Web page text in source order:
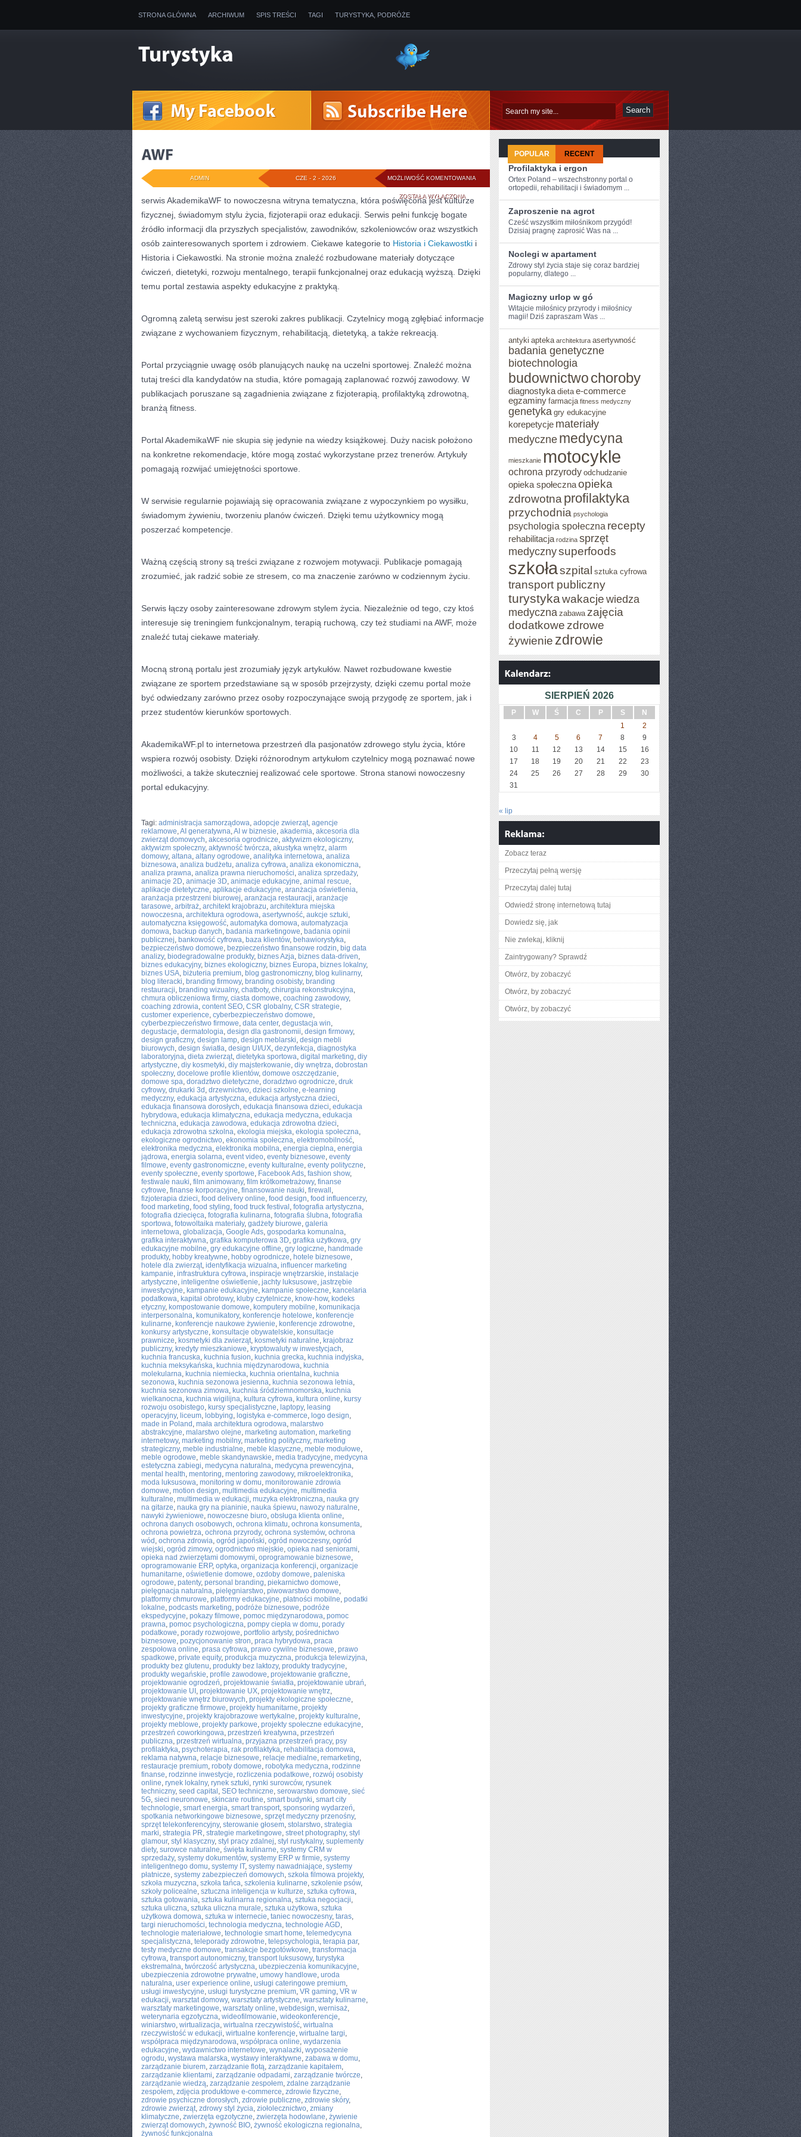
STRONA GŁÓWNA ARCHIWUM SPIS TREŚCI TAGI TURYSTYKA, PODRÓŻE
MOŻLIWOŚĆ KOMENTOWANIA
ZOSTAŁA WYŁĄCZONA
CZE - 2 - 2026
ADMIN
serwis AkademikaWF to nowoczesna witryna tematyczna, która poświęcona jest kulturze
fizycznej, świadomym stylu życia, fizjoterapii oraz edukacji. Serwis pełni funkcję bogate
źródło informacji dla przyszłych specjalistów, zawodników, szkoleniowców oraz wszystkich
osób zainteresowanych sportem i zdrowiem. Ciekawe kategorie to Historia i Ciekawostki i
Historia i Ciekawostki. Na stronie można znaleźć rozbudowane materiały dotyczące
ćwiczeń, dietetyki, rozwoju mentalnego, terapii funkcjonalnej oraz edukacją wyższą. Dzięki
temu portal zestawia aspekty edukacyjne z praktyką.
Ogromną zaletą serwisu jest szeroki zakres publikacji. Czytelnicy mogą zgłębiać informacje
związane z wychowaniem fizycznym, rehabilitacją, dietetyką, a także rekreacją.
Portal przyciągnie uwagę osób planujących naukę na uczelni sportowej. Znaleźć można
tutaj treści dla kandydatów na studia, które pomagają zaplanować rozwój zawodowy. W
publikacjach poruszane są zagadnienia związane z fizjoterapią, profilaktyką zdrowotną,
branżą fitness.
Portal AkademikaWF nie skupia się jedynie na wiedzy książkowej. Duży nacisk położono
na konkretne rekomendacje, które mogą zostać wykorzystane przez trenerów. Artykuły
pomagają rozwijać umiejętności sportowe.
W serwisie regularnie pojawiają się opracowania związane z wypoczynkiem po wysiłku,
świadomym żywieniu, tworzeniu planów ćwiczeń. Dzięki temu użytkownicy mogą
poszerzać kompetencje.
Ważną częścią strony są treści związane z rozwojem motywacji. Publikacje pomagają
zrozumieć, jak radzić sobie ze stresem, co ma znaczenie zarówno w codziennym życiu.
Serwis łączy osoby zainteresowane zdrowym stylem życia. Niezależnie od tego, czy ktoś
interesuje się treningiem funkcjonalnym, terapią ruchową, czy też studiami na AWF, może
znaleźć tutaj ciekawe materiały.
Mocną stroną portalu jest zrozumiały język artykułów. Nawet rozbudowane kwestie
związane ze sportem przedstawiane są w sposób przejrzysty, dzięki czemu portal może
być odwiedzany zarówno przez osoby rozpoczynające swoją przygodę ze sportem, jak i
przez studentów kierunków sportowych.
AkademikaWF.pl to internetowa przestrzeń dla pasjonatów zdrowego stylu życia, które
wspiera rozwój osobisty. Dzięki różnorodnym artykułom czytelnicy mogą poznawać nowe
możliwości, a także skuteczniej realizować cele sportowe. Strona stanowi nowoczesny
portal edukacyjny.
Tagi: administracja samorządowa, adopcje zwierząt, agencje
reklamowe,AI generatywna,AI w biznesie, akademia, akcesoria dla
zwierząt domowych, akcesoria ogrodnicze, aktywizm ekologiczny,
aktywizm społeczny, aktywność twórcza, akustyka wnętrz, alarm
domowy, altana, altany ogrodowe, analityka internetowa, analiza
biznesowa, analiza budżetu, analiza cyfrowa, analiza ekonomiczna,
analiza prawna, analiza prawna nieruchomości, analiza sprzedaży,
animacje 2D, animacje 3D, animacje edukacyjne, animal rescue,
aplikacje dietetyczne, aplikacje edukacyjne, aranżacja oświetlenia,
aranżacja przestrzeni biurowej, aranżacja restauracji, aranżacje
tarasowe, arbitraż, architekt krajobrazu, architektura miejska
nowoczesna, architektura ogrodowa, asertywność, aukcje sztuki,
automatyczna księgowość, automatyka domowa, automatyzacja
domowa, backup danych, badania marketingowe, badania opinii
publicznej, bankowość cyfrowa, baza klientów, behawiorystyka,
bezpieczeństwo domowe, bezpieczeństwo finansowe rodzin, big data
analizy, biodegradowalne produkty, biznes Azja, biznes data-driven,
biznes edukacyjny, biznes ekologiczny, biznes Europa, biznes lokalny,
biznes USA, biżuteria premium, blog gastronomiczny, blog kulinarny,
blog literacki, branding firmowy, branding osobisty, branding
restauracji, branding wizualny, chatboty, chirurgia rekonstrukcyjna,
chmura obliczeniowa firmy, ciasta domowe, coaching zawodowy,
coaching zdrowia, content SEO, CSR globalny, CSR strategie,
customer experience, cyberbezpieczeństwo domowe,
cyberbezpieczeństwo firmowe, data center, degustacja win,
degustacje, dermatologia, design dla gastronomii, design firmowy,
design graficzny, design lamp, design meblarski, design mebli
biurowych, design światła, design UI/UX, dezynfekcja, diagnostyka
laboratoryjna, dieta zwierząt, dietetyka sportowa, digital marketing, diy
artystyczne, diy kosmetyki, diy majsterkowanie, diy wnętrza, dobrostan
społeczny, docelowe profile klientów, domowe oszczędzanie,
domowe spa, doradztwo dietetyczne, doradztwo ogrodnicze, druk
cyfrowy, drukarki 3d , drzewnictwo, dzieci szkolne, e-learning
medyczny, edukacja artystyczna, edukacja artystyczna dzieci,
edukacja finansowa dorosłych, edukacja finansowa dzieci, edukacja
hybrydowa, edukacja klimatyczna, edukacja medyczna, edukacja
techniczna, edukacja zawodowa, edukacja zdrowotna dzieci,
edukacja zdrowotna szkolna, ekologia miejska, ekologia społeczna,
ekologiczne ogrodnictwo, ekonomia społeczna, elektromobilność,
elektronika medyczna, elektronika mobilna, energia cieplna, energia
jądrowa, energia solarna, event video, eventy biznesowe, eventy
filmowe, eventy gastronomiczne, eventy kulturalne, eventy polityczne,
eventy społeczne, eventy sportowe, Facebook Ads, fashion show,
festiwale nauki, film animowany, film krótkometrażowy, finanse
cyfrowe, finanse korporacyjne, finansowanie nauki, firewall ,
fizjoterapia dzieci, food delivery online, food design, food influencerzy,
food marketing, food styling, food truck festival , fotografia artystyczna,
fotografia dziecięca, fotografia kulinarna, fotografia ślubna, fotografia
sportowa, fotowoltaika materiały, gadżety biurowe, galeria
internetowa, globalizacja, Google Ads, gospodarka komunalna,
grafika interaktywna, grafika komputerowa 3D, grafika użytkowa, gry
edukacyjne mobilne, gry edukacyjne offline, gry logiczne, handmade
produkty, hobby kreatywne, hobby ogrodnicze, hotele biznesowe,
hotele dla zwierząt, identyfikacja wizualna, influencer marketing
kampanie, infrastruktura cyfrowa, inspiracje wnętrzarskie, instalacje
artystyczne, inteligentne oświetlenie, jachty luksusowe, jastrzębie
inwestycyjne, kampanie edukacyjne, kampanie społeczne, kancelaria
podatkowa, kapitał obrotowy, kluby czytelnicze, know-how, kodeks
etyczny, kompostowanie domowe, komputery mobilne, komunikacja
interpersonalna, komunikatory, konferencje hotelowe, konferencje
kulinarne, konferencje naukowe żywienie, konferencje zdrowotne,
konkursy artystyczne, konsultacje obywatelskie, konsultacje
prawnicze, kosmetyki dla zwierząt, kosmetyki naturalne, krajobraz
publiczny, kredyty mieszkaniowe, kryptowaluty w inwestycjach,
kuchnia francuska, kuchnia fusion, kuchnia grecka, kuchnia indyjska,
kuchnia meksykańska, kuchnia międzynarodowa, kuchnia
molekularna, kuchnia niemiecka, kuchnia orientalna, kuchnia
sezonowa, kuchnia sezonowa jesienna, kuchnia sezonowa letnia,
kuchnia sezonowa zimowa, kuchnia śródziemnomorska, kuchnia
wielkanocna, kuchnia wigilijna, kultura cyfrowa, kultura online, kursy
rozwoju osobistego, kursy specjalistyczne, laptopy, leasing
operacyjny, liceum, lobbying, logistyka e-commerce, logo design,
made in Poland , mała architektura ogrodowa, malarstwo
abstrakcyjne, malarstwo olejne, marketing automation, marketing
internetowy, marketing mobilny, marketing polityczny, marketing
strategiczny, meble industrialne, meble klasyczne, meble modułowe,
meble ogrodowe, meble skandynawskie, media tradycyjne, medycyna
estetyczna zabiegi, medycyna naturalna, medycyna prewencyjna,
mental health, mentoring, mentoring zawodowy, mikroelektronika,
moda luksusowa, monitoring w domu, monitorowanie zdrowia
domowe, motion design, multimedia edukacyjne, multimedia
kulturalne, multimedia w edukacji, muzyka elektroniczna, nauka gry
na gitarze, nauka gry na pianinie, nauka śpiewu, nawozy naturalne,
nawyki żywieniowe, nowoczesne biuro, obsługa klienta online,
ochrona danych osobowych, ochrona klimatu, ochrona konsumenta,
ochrona powietrza, ochrona przyrody, ochrona systemów, ochrona
wód , ochrona zdrowia, ogród japoński, ogród nowoczesny, ogród
wiejski, ogród zimowy, ogrodnictwo miejskie, opieka nad seniorami,
opieka nad zwierzętami domowymi, oprogramowanie biznesowe,
oprogramowanie ERP, optyka, organizacja konferencji, organizacje
humanitarne, oświetlenie domowe, ozdoby domowe, paleniska
ogrodowe, patenty, personal branding, piekarnictwo domowe,
pielęgnacja naturalna, pielęgniarstwo, piwowarstwo domowe,
platformy chmurowe, platformy edukacyjne, płatności mobilne, podatki
lokalne, podcasts marketing, podróże biznesowe, podróże
ekspedycyjne, pokazy filmowe, pomoc międzynarodowa, pomoc
prawna, pomoc psychologiczna, pompy ciepła w domu, porady
podatkowe, porady rozwojowe, portfolio artysty, pośrednictwo
biznesowe, pozycjonowanie stron, praca hybrydowa, praca
zespołowa online, prasa cyfrowa, prawo cywilne biznesowe, prawo
spadkowe, private equity, produkcja muzyczna, produkcja telewizyjna,
produkty bez glutenu, produkty bez laktozy, produkty tradycyjne,
produkty wegańskie, profile zawodowe, projektowanie graficzne,
projektowanie ogrodzeń, projektowanie światła, projektowanie ubrań,
projektowanie UI , projektowanie UX, projektowanie wnętrz,
projektowanie wnętrz biurowych, projekty ekologiczne społeczne,
projekty graficzne firmowe, projekty humanitarne, projekty
inwestycyjne, projekty krajobrazowe wertykalne, projekty kulturalne,
projekty meblowe, projekty parkowe, projekty społeczne edukacyjne,
przestrzeń coworkingowa, przestrzeń kreatywna, przestrzeń
publiczna, przestrzeń wirtualna, przyjazna przestrzeń pracy, psy
profilaktyka, psychoterapia, rak profilaktyka, rehabilitacja domowa,
reklama natywna, relacje biznesowe, relacje medialne, remarketing,
restauracje premium, roboty domowe, robotyka medyczna, rodzinne
finanse, rodzinne inwestycje, rozliczenia podatkowe, rozwój osobisty
online, rynek lokalny, rynek sztuki, rynki surowców, rysunek
techniczny, seed capital , SEO techniczne, serowarstwo domowe, sieć
5G, sieci neuronowe, skincare routine, smart budynki, smart city
technologie, smart energia, smart transport, sponsoring wydarzeń,
spotkania networkingowe biznesowe, sprzęt medyczny przenośny,
sprzęt telekonferencyjny, sterowanie głosem, stolarstwo, strategia
marki, strategia PR, strategie marketingowe, street photography, styl
glamour, styl klasyczny, styl pracy zdalnej, styl rustykalny, suplementy
diety, surowce naturalne, święta kulinarne, systemy CRM w
sprzedaży, systemy dokumentów, systemy ERP w firmie, systemy
inteligentnego domu, systemy IT, systemy nawadniające, systemy
płatnicze, systemy zabezpieczeń domowych, szkoła filmowa projekty,
szkoła muzyczna, szkoła tańca, szkolenia kulinarne, szkolenie psów,
szkoły policealne, sztuczna inteligencja w kulturze, sztuka cyfrowa,
sztuka gotowania, sztuka kulinarna regionalna, sztuka negocjacji,
sztuka uliczna, sztuka uliczna murale, sztuka użytkowa, sztuka
użytkowa domowa, sztuka w internecie, taniec nowoczesny, taras,
targi nieruchomości, technologia medyczna, technologie AGD,
technologie materiałowe, technologie smart home, telemedycyna
specjalistyczna, teleporady zdrowotne, telepsychologia, terapia par,
testy medyczne domowe, transakcje bezgotówkowe, transformacja
cyfrowa, transport autonomiczny, transport luksusowy, turystyka
ekstremalna, twórczość artystyczna, ubezpieczenia komunikacyjne,
ubezpieczenia zdrowotne prywatne, umowy handlowe, uroda
naturalna, user experience online, usługi cateringowe premium,
usługi inwestycyjne, usługi turystyczne premium, VR gaming, VR w
edukacji, warsztat domowy, warsztaty artystyczne, warsztaty kulinarne,
warsztaty marketingowe, warsztaty online, webdesign, wernisaż,
weterynaria egzotyczna, wideofilmowanie, wideokonferencje,
winiarstwo, wirtualizacja, wirtualna rzeczywistość, wirtualna
rzeczywistość w edukacji, wirtualne konferencje, wirtualne targi,
współpraca międzynarodowa, współpraca online, wydarzenia
edukacyjne, wydawnictwo internetowe, wynalazki, wyposażenie
ogrodu, wystawa malarska, wystawy interaktywne, zabawa w domu,
zarządzanie biurem, zarządzanie flotą, zarządzanie kapitałem,
zarządzanie klientami, zarządzanie odpadami, zarządzanie twórcze,
zarządzanie wiedzą, zarządzanie zespołem, zdalne zarządzanie
zespołem, zdjęcia produktowe e-commerce, zdrowie fizyczne,
zdrowie psychiczne dorosłych, zdrowie publiczne, zdrowie skóry,
zdrowie zwierząt, zdrowy styl życia, ziołolecznictwo, zmiany
klimatyczne, zwierzęta egzotyczne, zwierzęta hodowlane, żywienie
zwierząt domowych, żywność BIO, żywność ekologiczna regionalna,
żywność funkcjonalna
POPULAR RECENT
Profilaktyka i ergon
Ortex Poland – wszechstronny portal o
ortopedii, rehabilitacji i świadomym ...
Zaproszenie na agrot
Cześć wszystkim miłośnikom przygód!
Dzisiaj pragnę zaprosić Was na ...
Noclegi w apartament
Zdrowy styl życia staje się‌ coraz‍ bardziej
popularny,⁢ dlatego ...
Magiczny urlop w gó
Witajcie miłośnicy przyrody i ⁣miłośnicy‌
magii! Dziś⁢ zapraszam⁢ Was ...
antyki apteka architektura asertywność
badania genetyczne
biotechnologia
budownictwochoroby
diagnostyka dieta e-commerce
egzaminy farmacja fitness medyczny
genetyka gry edukacyjne
korepetycje materiały
medyczne medycyna
mieszkanie motocykle
ochrona przyrody odchudzanie
opieka społecznaopieka
zdrowotna profilaktyka
przychodnia psychologia
psychologia społeczna recepty
rehabilitacja rodzina sprzęt
medycznysuperfoods
szkołaszpital sztuka cyfrowa
transport publiczny
turystykawakacje wiedza
medyczna zabawa zajęcia
dodatkowe zdrowe
żywienie zdrowie
SIERPIEŃ 2026
P W Ś C P S
N
1
2
3
4 5 6 7 8
9
10
11 12 13 14 15
16
17
18 19 20 21 22
23
24
25 26 27 28 29
30
31
« lip
Zobacz teraz
Przeczytaj pełną wersję
Przeczytaj dalej tutaj
Odwiedź stronę internetową tutaj
Dowiedz się, jak
Nie zwlekaj, kliknij
Zaintrygowany? Sprawdź
Otwórz, by zobaczyć
Otwórz, by zobaczyć
Otwórz, by zobaczyć